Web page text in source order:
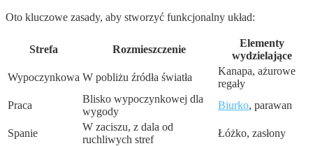
Oto kluczowe zasady, aby stworzyć funkcjonalny układ:
Strefa Rozmieszczenie
Elementy
wydzielające
Wypoczynkowa W pobliżu źródła światła
Kanapa, ażurowe
regały
Praca
Blisko wypoczynkowej dla
wygody
Biurko, parawan
Spanie
W zaciszu, z dala od
ruchliwych stref
Łóżko, zasłony